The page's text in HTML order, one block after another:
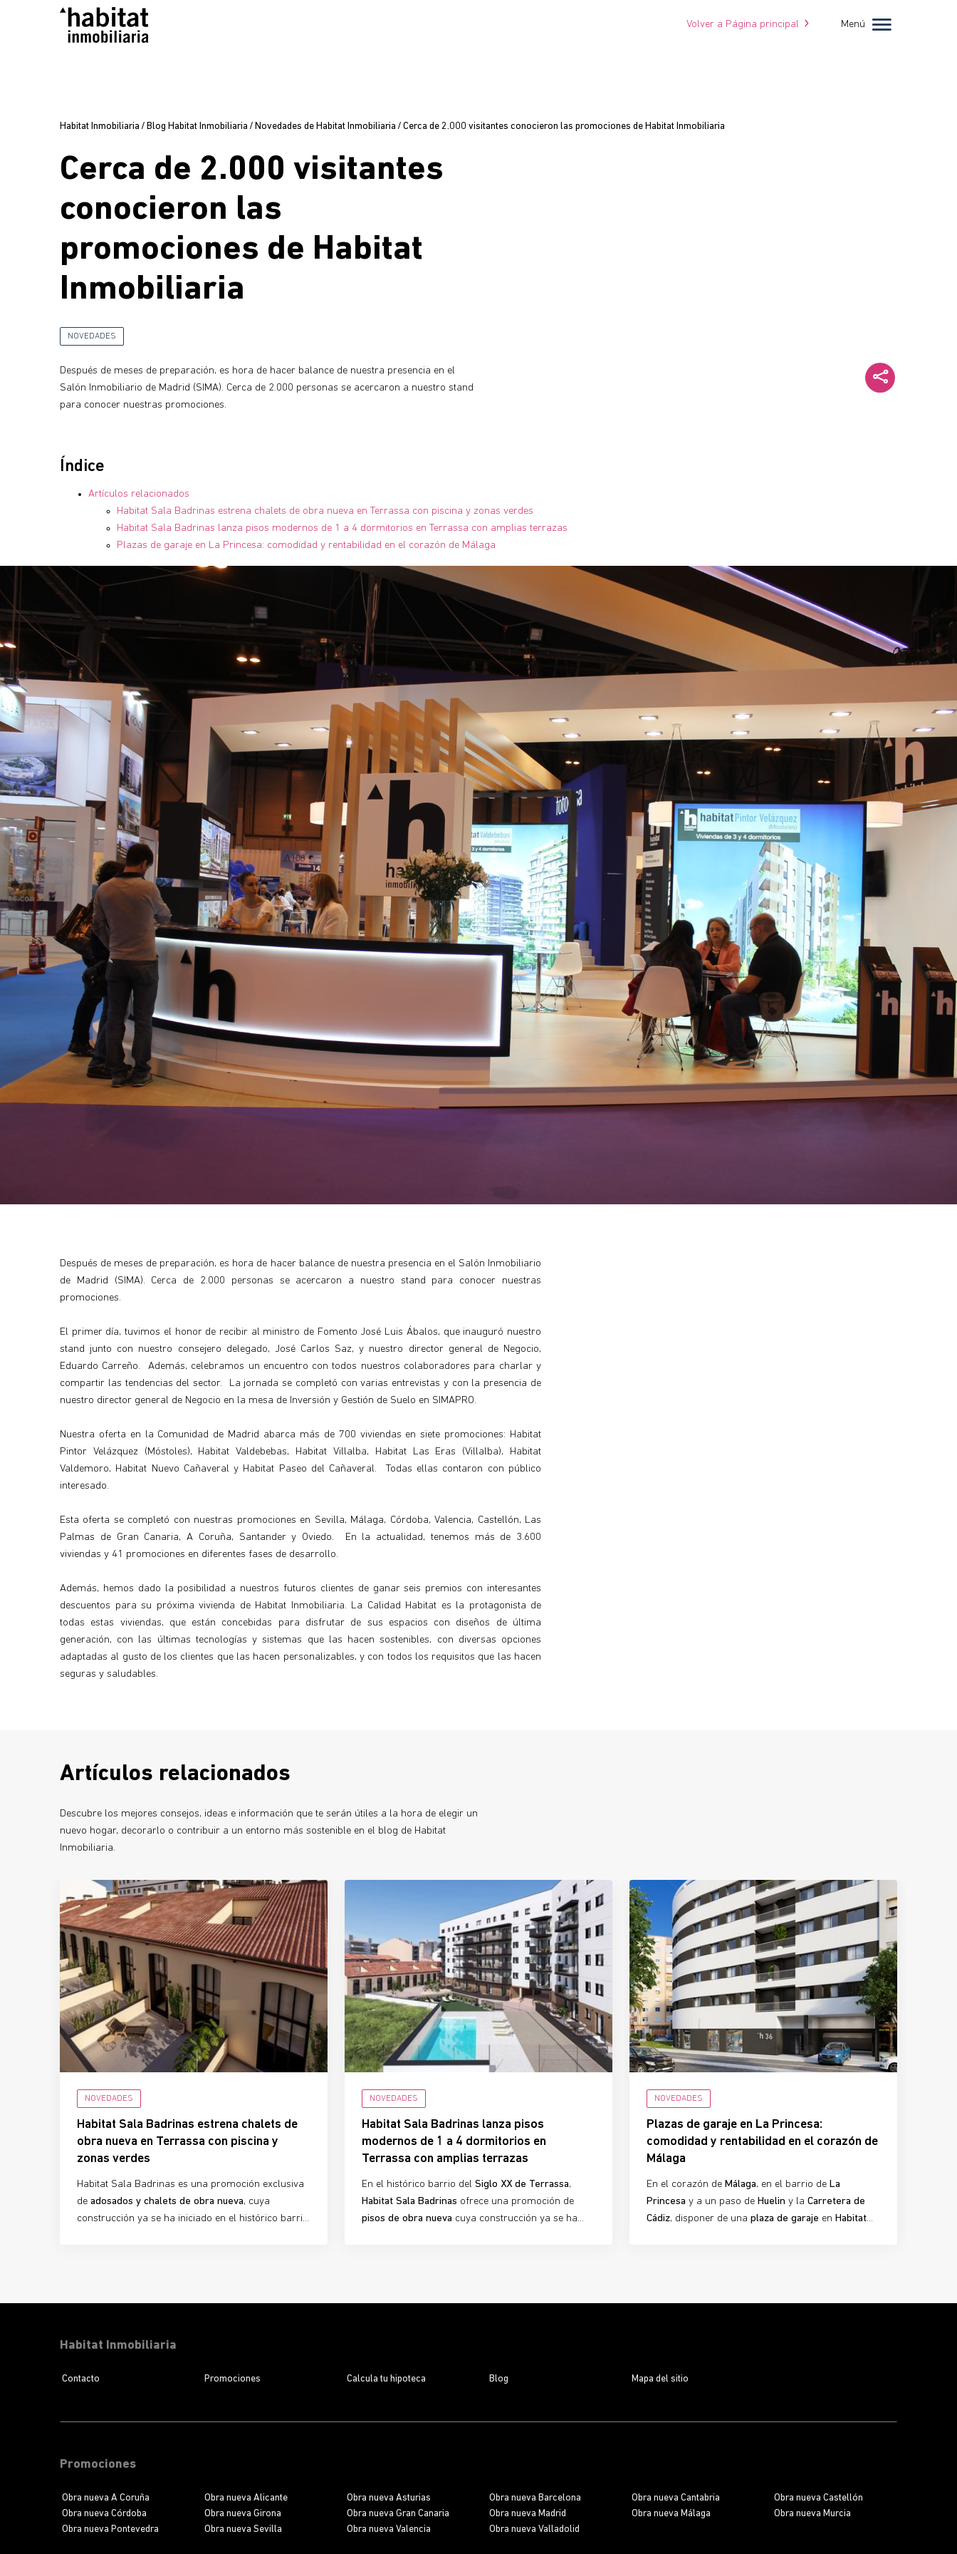
Volver a Página principal Menú
Habitat Inmobiliaria / Blog Habitat Inmobiliaria / Novedades de Habitat Inmobiliaria / Cerca de 2.000 visitantes conocieron las promociones de Habitat Inmobiliaria
Cerca de 2.000 visitantes
conocieron las
promociones de Habitat
Inmobiliaria
NOVEDADES
Después de meses de preparación, es hora de hacer balance de nuestra presencia en el
Salón Inmobiliario de Madrid (SIMA). Cerca de 2.000 personas se acercaron a nuestro stand
para conocer nuestras promociones.
Índice
Artículos relacionados
Habitat Sala Badrinas estrena chalets de obra nueva en Terrassa con piscina y zonas verdes
Habitat Sala Badrinas lanza pisos modernos de 1 a 4 dormitorios en Terrassa con amplias terrazas
Plazas de garaje en La Princesa: comodidad y rentabilidad en el corazón de Málaga
Después de meses de preparación, es hora de hacer balance de nuestra presencia en el Salón Inmobiliario
de Madrid (SIMA). Cerca de 2.000 personas se acercaron a nuestro stand para conocer nuestras
promociones.
El primer día, tuvimos el honor de recibir al ministro de Fomento José Luis Ábalos, que inauguró nuestro
stand junto con nuestro consejero delegado, José Carlos Saz, y nuestro director general de Negocio,
Eduardo Carreño. Además, celebramos un encuentro con todos nuestros colaboradores para charlar y
compartir las tendencias del sector. La jornada se completó con varias entrevistas y con la presencia de
nuestro director general de Negocio en la mesa de Inversión y Gestión de Suelo en SIMAPRO.
Nuestra oferta en la Comunidad de Madrid abarca más de 700 viviendas en siete promociones: Habitat
Pintor Velázquez (Móstoles), Habitat Valdebebas, Habitat Villalba, Habitat Las Eras (Villalba), Habitat
Valdemoro, Habitat Nuevo Cañaveral y Habitat Paseo del Cañaveral. Todas ellas contaron con público
interesado.
Esta oferta se completó con nuestras promociones en Sevilla, Málaga, Córdoba, Valencia, Castellón, Las
Palmas de Gran Canaria, A Coruña, Santander y Oviedo. En la actualidad, tenemos más de 3.600
viviendas y 41 promociones en diferentes fases de desarrollo.
Además, hemos dado la posibilidad a nuestros futuros clientes de ganar seis premios con interesantes
descuentos para su próxima vivienda de Habitat Inmobiliaria. La Calidad Habitat es la protagonista de
todas estas viviendas, que están concebidas para disfrutar de sus espacios con diseños de última
generación, con las últimas tecnologías y sistemas que las hacen sostenibles, con diversas opciones
adaptadas al gusto de los clientes que las hacen personalizables, y con todos los requisitos que las hacen
seguras y saludables.
Artículos relacionados
Descubre los mejores consejos, ideas e información que te serán útiles a la hora de elegir un
nuevo hogar, decorarlo o contribuir a un entorno más sostenible en el blog de Habitat
Inmobiliaria.
NOVEDADES
Habitat Sala Badrinas estrena chalets de
obra nueva en Terrassa con piscina y
zonas verdes
Habitat Sala Badrinas es una promoción exclusiva
de adosados y chalets de obra nueva, cuya
construcción ya se ha iniciado en el histórico barrio
proyecto ya es unarealidad tangiblepara futuros
NOVEDADES
Habitat Sala Badrinas lanza pisos
modernos de 1 a 4 dormitorios en
Terrassa con amplias terrazas
En el histórico barrio del Siglo XX de Terrassa,
Habitat Sala Badrinas ofrece una promoción de
pisos de obra nueva cuya construcción ya se ha
realidad, y los futuros propietarios pueden empezar
NOVEDADES
Plazas de garaje en La Princesa:
comodidad y rentabilidad en el corazón de
Málaga
En el corazón de Málaga, en el barrio de La
Princesa y a un paso de Huelin y la Carretera de
Cádiz, disponer de una plaza de garaje en Habitat
demanda y escasez de aparcamiento, donde vivir
Promociones
Obra nueva A Coruña Obra nueva Alicante Obra nueva Asturias Obra nueva Barcelona Obra nueva Cantabria
Obra nueva Castellón
Obra nueva Córdoba
Obra nueva Girona Obra nueva Gran Canaria Obra nueva Madrid Obra nueva Málaga
Obra nueva Murcia
Obra nueva Pontevedra
Obra nueva Sevilla Obra nueva Valencia Obra nueva Valladolid
Habitat Inmobiliaria
Contacto Promociones Calcula tu hipoteca Blog Mapa del sitio